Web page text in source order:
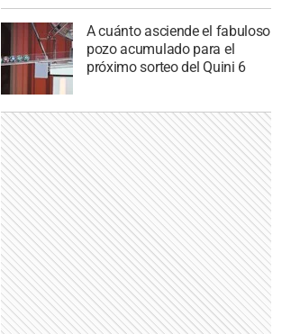
A cuánto asciende el fabuloso
pozo acumulado para el
próximo sorteo del Quini 6